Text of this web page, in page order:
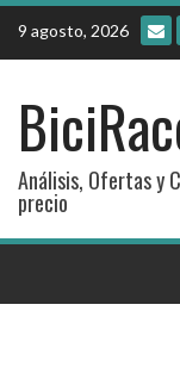
Skip
content
9 agosto, 2026
Análisis, Ofertas y
precio